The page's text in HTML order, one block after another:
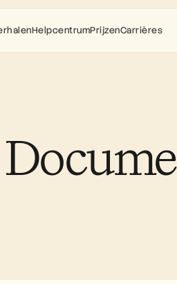
HelpcentrumPrijzenCarrières